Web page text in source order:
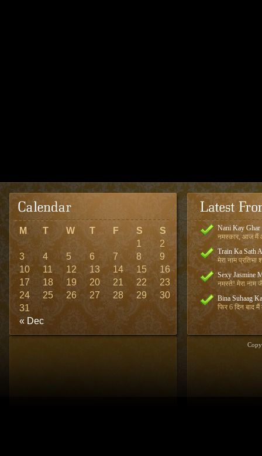
M T W T F S S
« Dec
1
2
3
4 5 6 7 8
9
10
11 12 13 14 15
16
17
18 19 20 21 22
23
24
25 26 27 28 29
30
31
Nani Kay Ghar
नमस्कार, आज मैं
Train Ka Sath
मेरा नाम प्रतिभा
Sexy Jasmine
नमस्ते! मेरा नाम
Bina Suhaag
फिर 6 दिन बाद